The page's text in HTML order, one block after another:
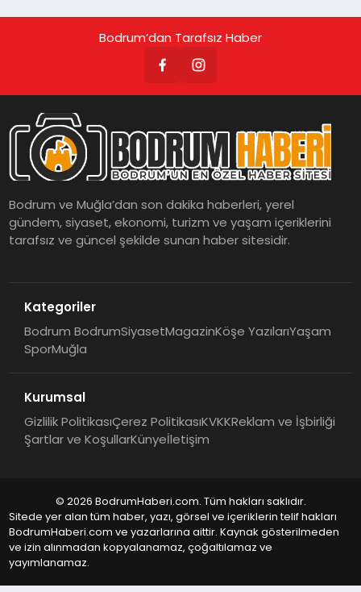
☰
Bodrum’dan Tarafsız Haber
Bodrum ve Muğla’dan son dakika haberleri, yerel
gündem, siyaset, ekonomi, turizm ve yaşam içeriklerini
tarafsız ve güncel şekilde sunan haber sitesidir.
Kategoriler
Bodrum BodrumSiyasetMagazinKöşe YazılarıYaşam
SporMuğla
Kurumsal
Gizlilik PolitikasıÇerez PolitikasıKVKKReklam ve İşbirliği
Şartlar ve KoşullarKünyeİletişim
© 2026 BodrumHaberi.com. Tüm hakları saklıdır.
Sitede yer alan tüm haber, yazı, görsel ve içeriklerin telif hakları
BodrumHaberi.com ve yazarlarına aittir. Kaynak gösterilmeden
ve izin alınmadan kopyalanamaz, çoğaltılamaz ve
yayımlanamaz.